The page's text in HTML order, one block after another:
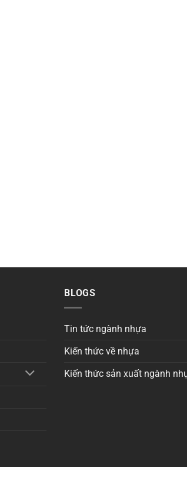
BLOGS
Tin tức ngành nhựa
Kiến thức về nhựa
Kiến thức sản xuất ngành